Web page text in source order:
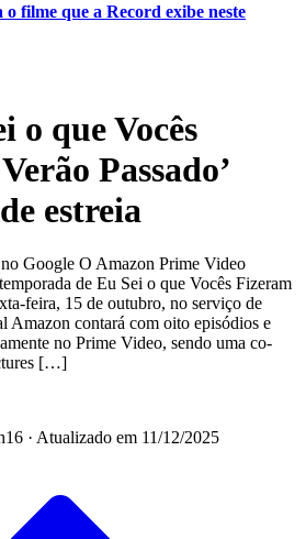
filme que a Record exibe neste
o que Vocês
Passado’
estreia
Google O Amazon Prime Video
de Eu Sei o que Vocês Fizeram
feira, 15 de outubro, no serviço de
Amazon contará com oito episódios e
no Prime Video, sendo uma co-
[…]
· Atualizado em 11/12/2025